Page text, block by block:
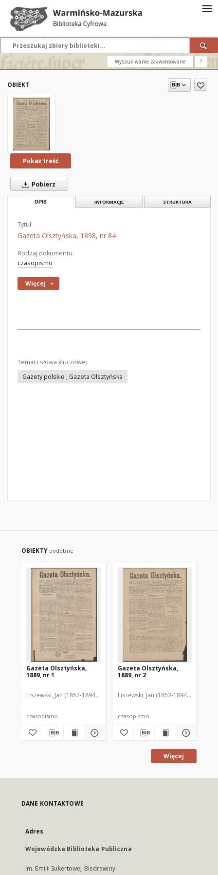
Wyszukiwanie zaawansowane ?
OBIEKT
Pokaż treść
Pobierz
OPIS INFORMACJE STRUKTURA
Tytuł:
Gazeta Olsztyńska, 1898, nr 84
Rodzaj dokumentu:
czasopismo
Więcej
Temat i słowa kluczowe:
Gazety polskie ; Gazeta Olsztyńska
OBIEKTY podobne
Gazeta Olsztyńska,
1889, nr 1
Liszewski, Jan (1852-1894). Red.
czasopismo
Gazeta Olsztyńska,
1889, nr 2
Liszewski, Jan (1852-1894). Red.
czasopismo
Więcej
DANE KONTAKTOWE
Adres
Wojewódzka Biblioteka Publiczna
im. Emilii Sukertowej-Biedrawiny